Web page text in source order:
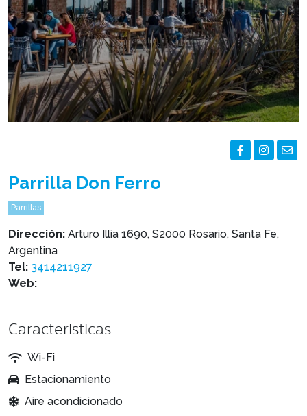
Parrilla Don Ferro
Parrillas
Dirección: Arturo Illia 1690, S2000 Rosario, Santa Fe,
Argentina
Tel: 3414211927
Web:
Caracteristicas
Wi-Fi
Estacionamiento
Aire acondicionado